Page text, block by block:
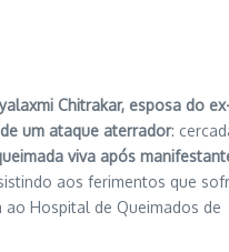
Chitrakar, esposa do
um ataque aterrador:
viva após
aos ferimentos que
Hospital de Queimados de